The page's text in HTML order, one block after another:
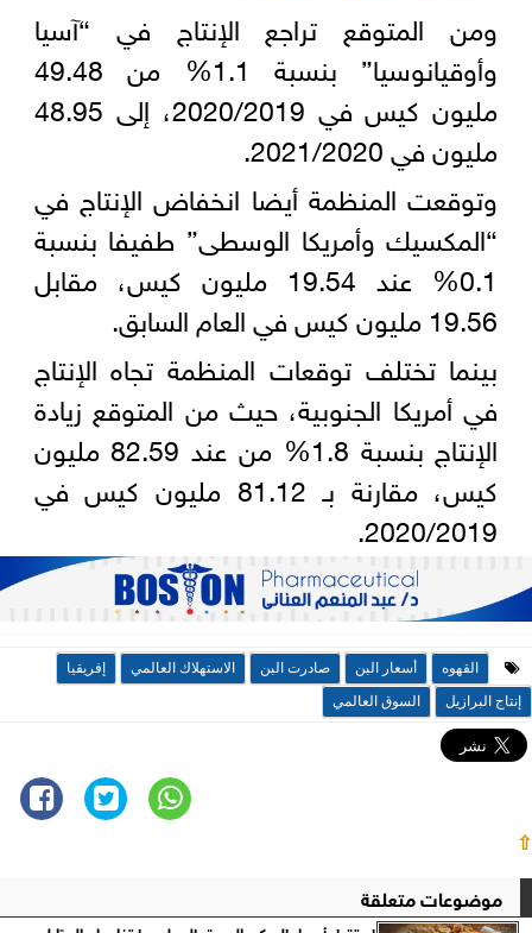
ومن المتوقع تراجع الإنتاج في “آسيا
وأوقيانوسيا” بنسبة 1.1% من 49.48
مليون كيس في 2020/2019، إلى 48.95
مليون في 2021/2020.
وتوقعت المنظمة أيضا انخفاض الإنتاج في
“المكسيك وأمريكا الوسطى” طفيفا بنسبة
0.1% عند 19.54 مليون كيس، مقابل
19.56 مليون كيس في العام السابق.
بينما تختلف توقعات المنظمة تجاه الإنتاج
في أمريكا الجنوبية، حيث من المتوقع زيادة
الإنتاج بنسبة 1.8% من عند 82.59 مليون
كيس، مقارنة بـ 81.12 مليون كيس في
2020/2019.
القهوه أسعار البن صادرت البن الاستهلاك العالمي
إفريقيا
إنتاج البرازيل
السوق العالمي
⇧
موضوعات متعلقة